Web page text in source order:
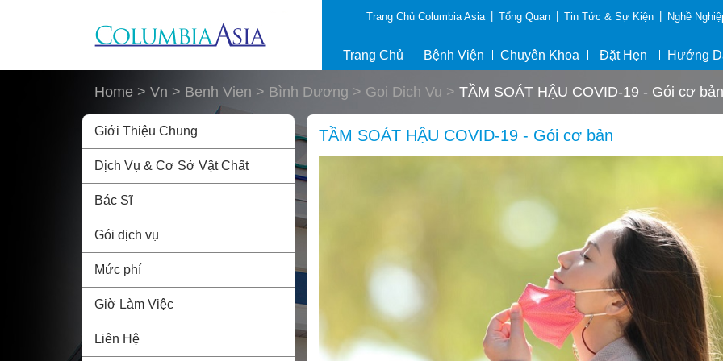
Trang Chủ Columbia Asia Tổng Quan Tin Tức & Sự Kiện Nghề
Trang Chủ Bệnh Viện Chuyên Khoa Đặt Hẹn Hướng
Home > Vn > Benh Vien > Bình Dương > Goi Dich Vu > TẦM SOÁT HẬU COVID-19 - Gói cơ bản
Giới Thiệu Chung
Dịch Vụ & Cơ Sở Vật Chất
Bác Sĩ
Gói dịch vụ
Mức phí
Giờ Làm Việc
Liên Hệ
TẦM SOÁT HẬU COVID-19 - Gói cơ bản